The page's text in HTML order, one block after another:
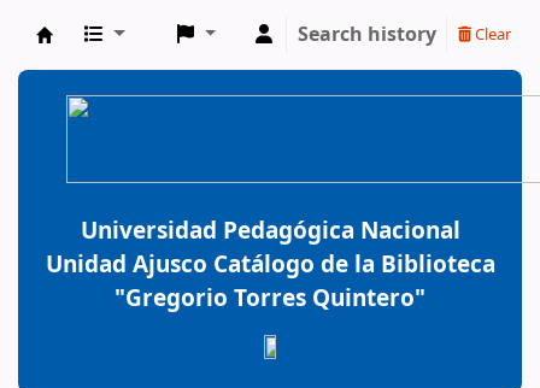
BiblioGTQ
Search history Clear
Universidad Pedagógica Nacional
Unidad Ajusco Catálogo de la Biblioteca
"Gregorio Torres Quintero"